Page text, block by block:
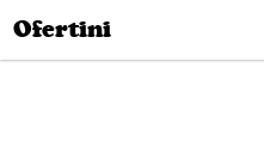
Ofertini